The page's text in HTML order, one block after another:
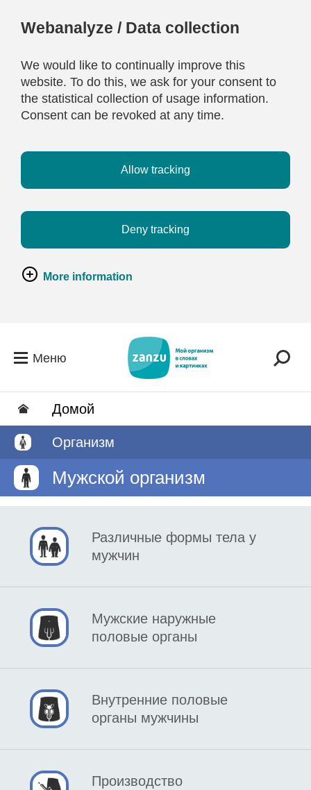
Webanalyze / Data collection
We would like to continually improve this
website. To do this, we ask for your consent to
the statistical collection of usage information.
Consent can be revoked at any time.
Allow tracking
Deny tracking
More information
Меню
Домой
Организм
Мужской организм
Различные формы тела у
мужчин
Мужские наружные
половые органы
Внутренние половые
органы мужчины
Производство